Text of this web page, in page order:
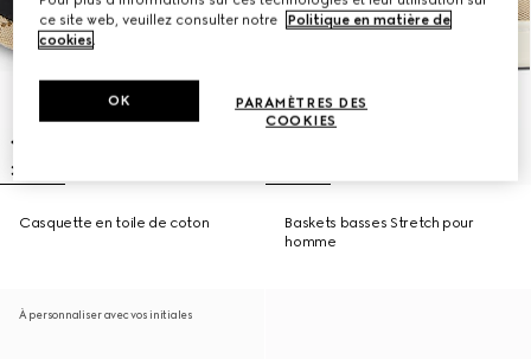
Casquette en toile de coton
Baskets basses Stretch pour
homme
À personnaliser avec vos initiales
ce site web, veuillez consulter notre
Politique en matière de
cookies.
PARAMÈTRES DES
COOKIES
OK